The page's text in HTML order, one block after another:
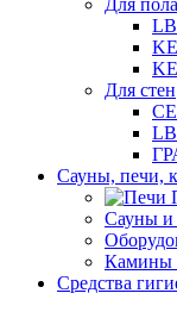
Для пола
Для стен
Сауны, печи,
Сауны и
Камины
Средства